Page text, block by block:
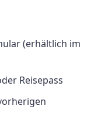
(erhältlich im
Reisepass